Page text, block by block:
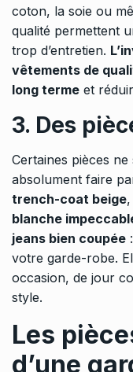
coton, la soie ou
qualité permettent
trop d’entretien.
vêtements de
long terme et
3. Des
Certaines pièces
absolument faire
trench-coat beige
blanche
jeans bien coupée
votre garde-robe.
occasion, de jour
style.
Les
d’une